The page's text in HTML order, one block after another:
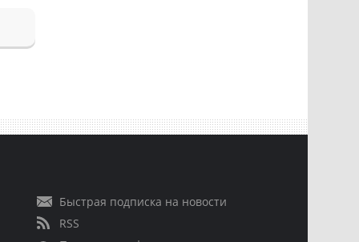
Быстрая подписка на новости
RSS